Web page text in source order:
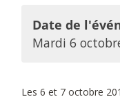
Date de
Mardi 6
Les 6 et 7 octobre